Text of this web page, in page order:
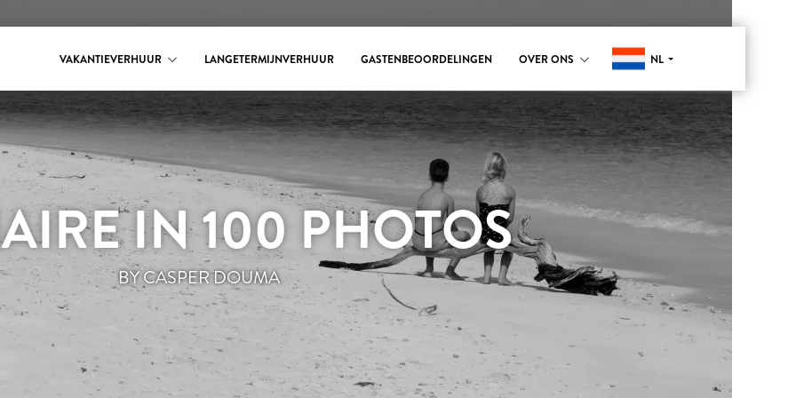
VAKANTIEVERHUUR LANGETERMIJNVERHUUR GASTENBEOORDELINGEN OVER ONS NL
IN 100 PHOTOS
BY CASPER DOUMA